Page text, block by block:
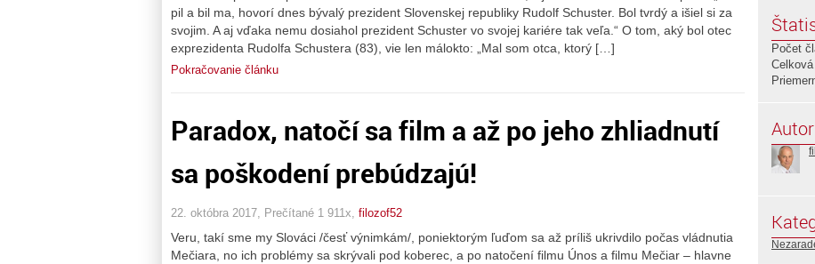
pil a bil ma, hovorí dnes bývalý prezident Slovenskej republiky Rudolf Schuster. Bol tvrdý a išiel si za
svojim. A aj vďaka nemu dosiahol prezident Schuster vo svojej kariére tak veľa.“ O tom, aký bol otec
exprezidenta Rudolfa Schustera (83), vie len málokto: „Mal som otca, ktorý […]
Pokračovanie článku
Paradox, natočí sa film a až po jeho zhliadnutí
sa poškodení prebúdzajú!
22. októbra 2017, Prečítané 1 911x, filozof52
Veru, takí sme my Slováci /česť výnimkám/, poniektorým ľuďom sa až príliš ukrivdilo počas vládnutia
Mečiara, no ich problémy sa skrývali pod koberec, a po natočení filmu Únos a filmu Mečiar – hlavne
Počet